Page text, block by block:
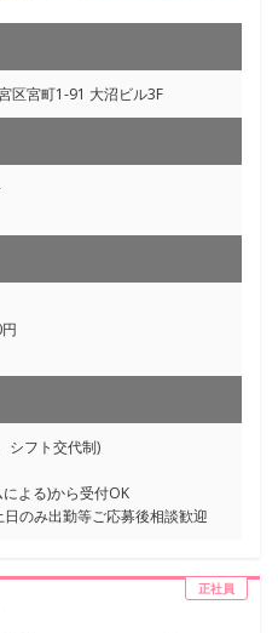
区宮町1-91 大沼ビル3F
シフト交代制)
よる)から受付OK
のみ出勤等ご応募後相談歓迎
正社員